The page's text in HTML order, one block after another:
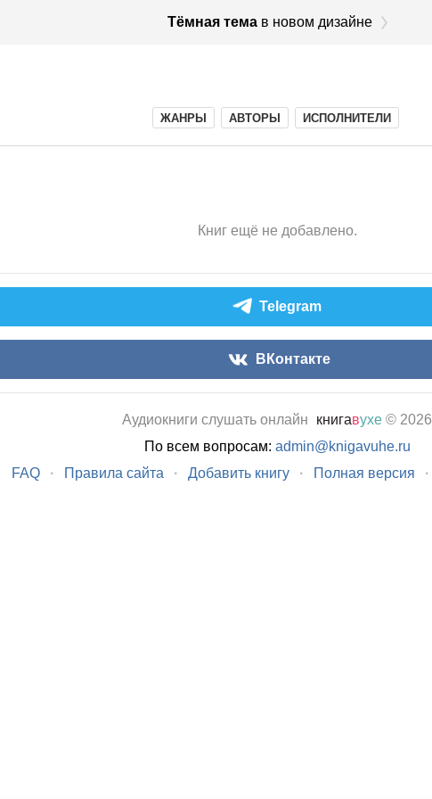
Тёмная темав новом дизайне
ЖАНРЫ АВТОРЫ ИСПОЛНИТЕЛИ
Книг ещё не добавлено.
Telegram
ВКонтакте
Аудиокниги слушать онлайн книгавухе © 2026
По всем вопросам: admin@knigavuhe.ru
FAQ
· Правила сайта · Добавить книгу · Полная версия ·